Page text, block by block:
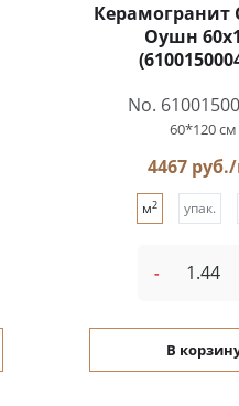
Керамогранит
Оушн
No.
60*120 см
4467
м2 упак.
-
В